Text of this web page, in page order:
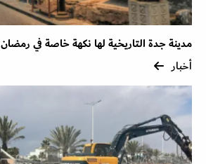
مدينة جدة التاريخية لها نكهة خاصة في رمضان
أخبار